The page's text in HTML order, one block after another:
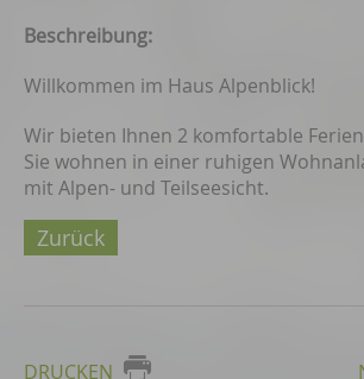
Beschreibung:
Willkommen im Haus Alpenblick!
Wir bieten Ihnen 2 komfortable
Sie wohnen in einer ruhigen
mit Alpen- und Teilseesicht.
Zurück
DRUCKEN